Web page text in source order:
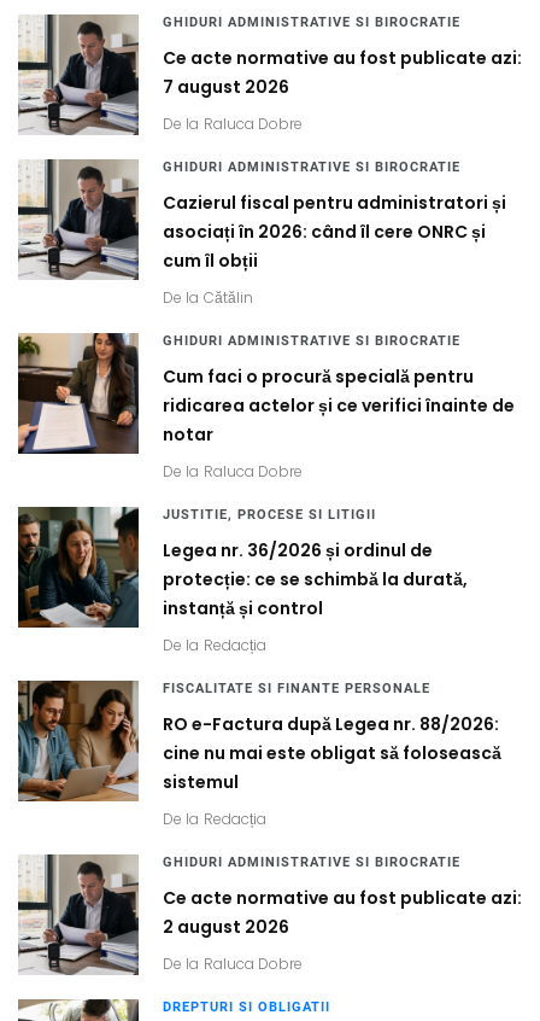
GHIDURI ADMINISTRATIVE SI BIROCRATIE
Ce acte normative au fost publicate azi:
7 august 2026
De la Raluca Dobre
GHIDURI ADMINISTRATIVE SI BIROCRATIE
Cazierul fiscal pentru administratori și
asociați în 2026: când îl cere ONRC și
cum îl obții
De la Cătălin
GHIDURI ADMINISTRATIVE SI BIROCRATIE
Cum faci o procură specială pentru
ridicarea actelor și ce verifici înainte de
notar
De la Raluca Dobre
JUSTITIE, PROCESE SI LITIGII
Legea nr. 36/2026 și ordinul de
protecție: ce se schimbă la durată,
instanță și control
De la Redacția
FISCALITATE SI FINANTE PERSONALE
RO e-Factura după Legea nr. 88/2026:
cine nu mai este obligat să folosească
sistemul
De la Redacția
GHIDURI ADMINISTRATIVE SI BIROCRATIE
Ce acte normative au fost publicate azi:
2 august 2026
De la Raluca Dobre
DREPTURI SI OBLIGATII